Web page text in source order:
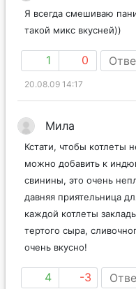
Я всегда смешиваю
такой микс вкусней))
1 0
20.08.09 14:17
Мила
Кстати, чтобы котлеты
можно добавить к
свинины, это очень
давняя приятельница
каждой котлеты
тертого сыра,
очень вкусно!
4 -3